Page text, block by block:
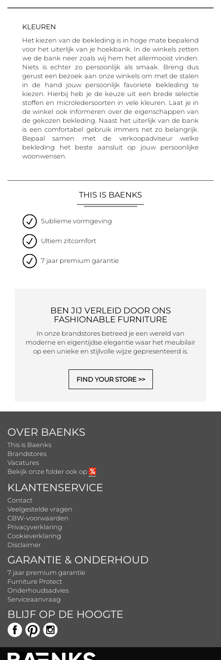
KLEUREN
Het kiezen van de bekleding is in hoge mate bepalend
voor het uiterlijk van je hoekbank. In de winkels zetten
we de bank neer zoals wij hem het allermooist vinden.
Niets is echter zo persoonlijk als smaak. Breng dus
gerust een bezoek aan onze winkels om met de stalen
in de hand jouw persoonlijk favoriete bekleding te
kiezen. Hierbij heb je de keuze uit een brede selectie
stoffen en microledersoorten in vele kleuren. Laat je in
de winkel ook informeren over de eigenschappen van
de gekozen bekleding. Naast het uiterlijk van de bank
is een comfortabel gebruik immers net zo belangrijk.
Bepaal samen met de verkoopadviseur welke
bekleding het beste aansluit op jouw persoonlijke
woonwensen.
THIS IS BAENKS
Sublieme vormgeving
Ultiem zitcomfort
7 jaar premium garantie
BEN JIJ VERLEID DOOR ONS
FASHIONABLE FURNITURE
In onze brandstores betreed je een wereld van
moderne en eigentijdse elegantie waar het meubilair
op een unieke en stijlvolle wijze gepresenteerd is.
FIND YOUR STORE
OVER BAENKS
This is Baenks
Brandstores
Vacatures
Bekijk onze folder ook op
KLANTENSERVICE
Contact
Veelgestelde vragen
CBW-voorwaarden
Privacyverklaring
Cookieverklaring
Disclaimer
GARANTIE & ONDERHOUD
7 jaar premium garantie
Furniture Protect
Onderhoudsadvies
Serviceaanvraag
BLIJF OP DE HOOGTE